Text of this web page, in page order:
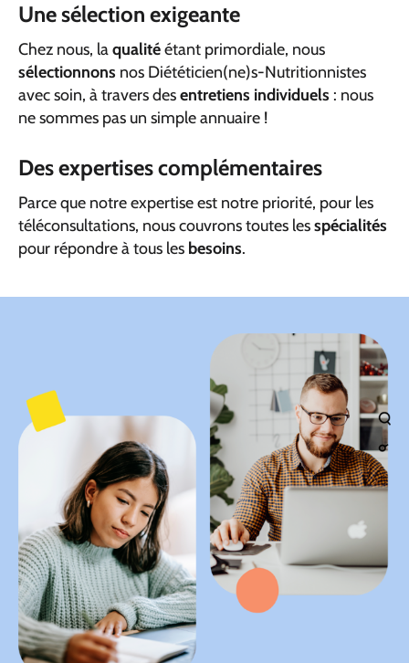
Une sélection exigeante
Chez nous, laqualitéétant primordiale, nous
sélectionnons nos Diététicien(ne)s-Nutritionnistes
avec soin, à travers desentretiens individuels : nous
ne sommes pas un simple annuaire !
Des expertises complémentaires
Parce que notre expertise est notre priorité, pour les
téléconsultations, nous couvrons toutes lesspécialités
pour répondre à tous les besoins.